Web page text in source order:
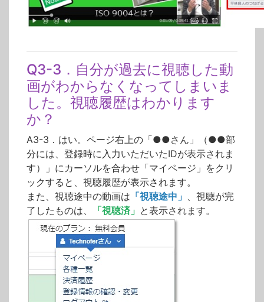
Q3-3．自分が過去に視聴した動
画がわからなくなってしまいま
した。視聴履歴はわかります
か？
A3-3．はい。ページ右上の「●●さん」（●●部
分には、登録時に入力いただいたIDが表示されま
す）」にカーソルを合わせ「マイページ」をクリ
ックすると、視聴履歴が表示されます。
また、視聴途中の動画は 「視聴途中」 、視聴が完
了したものは、
「視聴済」 と表示されます。